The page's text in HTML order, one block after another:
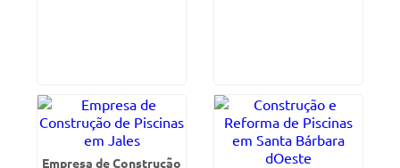
Empresa de Construção